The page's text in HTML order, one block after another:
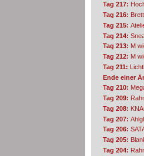
Tag 217:
Tag 216:
Tag 215:
Tag 214:
Tag 213: M
Tag 212: M
Tag 211:
Ende einer
Tag 210:
Tag 209:
Tag 208:
Tag 207:
Tag 206:
Tag 205:
Tag 204: